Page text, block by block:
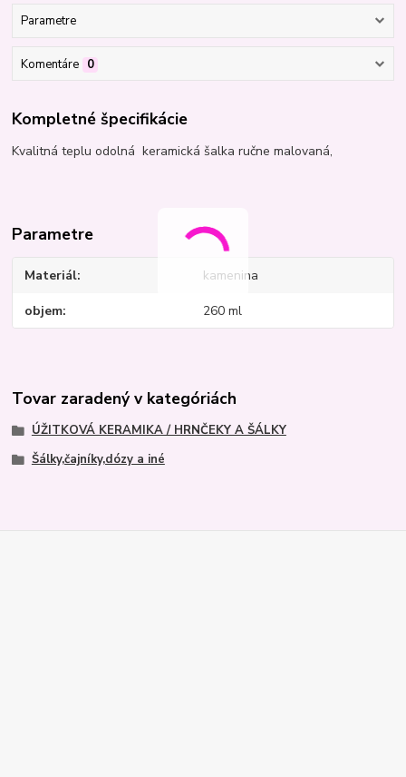
Parametre
Komentáre 0
Kompletné špecifikácie
Kvalitná teplu odolná keramická šalka ručne malovaná,
Parametre
Materiál kamenina
objem 260 ml
Tovar zaradený v kategóriách
ÚŽITKOVÁ KERAMIKA / HRNČEKY A ŠÁLKY
Šálky,čajníky,dózy a iné